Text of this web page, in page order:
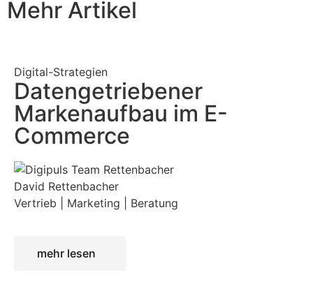
Mehr Artikel
Digital-Strategien
Datengetriebener
Markenaufbau im E-
Commerce
David Rettenbacher
Vertrieb | Marketing | Beratung
mehr lesen